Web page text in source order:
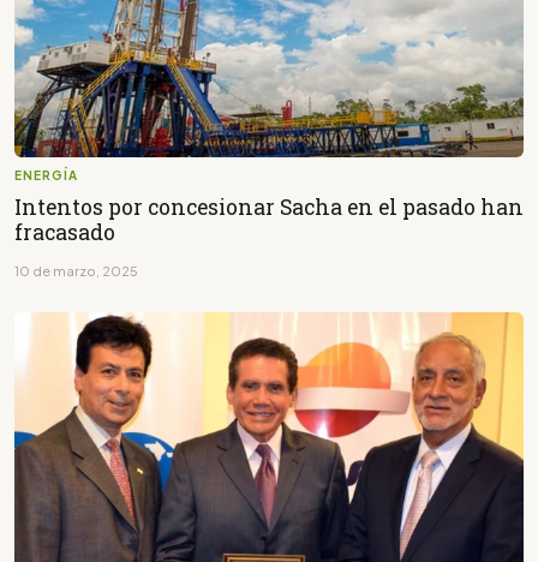
ENERGÍA
Intentos por concesionar Sacha en el pasado han
fracasado
10 de marzo, 2025